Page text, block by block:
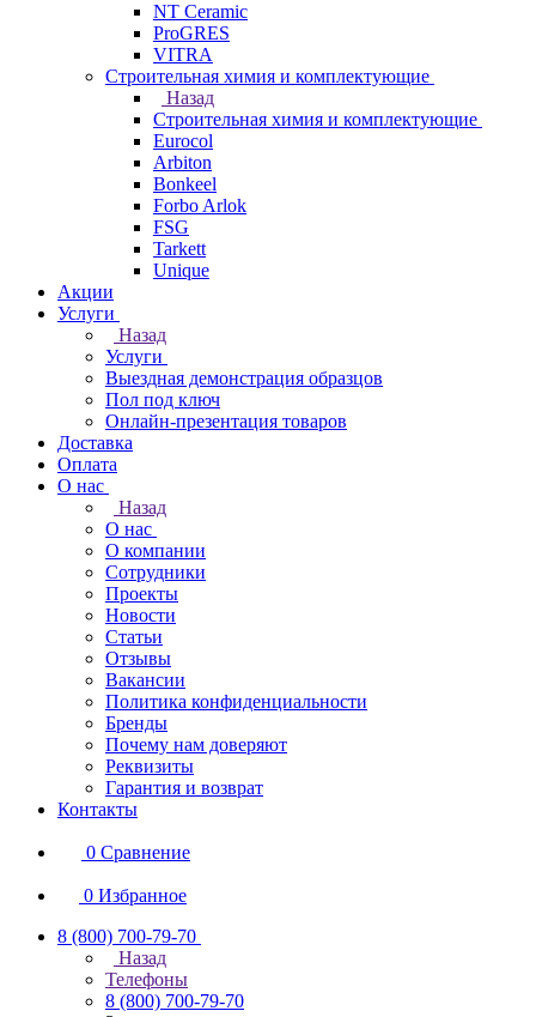
NT Ceramic
ProGRES
VITRA
Строительная химия и комплектующие
Назад
Строительная химия и комплектующие
Eurocol
Arbiton
Bonkeel
Forbo Arlok
FSG
Tarkett
Unique
Акции
Услуги
Назад
Услуги
Выездная демонстрация образцов
Пол под ключ
Онлайн-презентация товаров
Доставка
Оплата
О нас
Назад
О нас
О компании
Сотрудники
Проекты
Новости
Статьи
Отзывы
Вакансии
Политика конфиденциальности
Бренды
Почему нам доверяют
Реквизиты
Гарантия и возврат
Контакты
0 Сравнение
0 Избранное
8 (800) 700-79-70
Назад
Телефоны
8 (800) 700-79-70